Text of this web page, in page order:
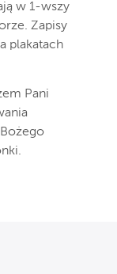
w 1-wszy
Zapisy
plakatach
Pani